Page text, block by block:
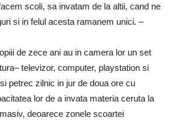
scoli, sa invatam de la altii, cand ne
si in felul acesta ramanem unici. –
de zece ani au in camera lor un set
televizor, computer, playstation si
petrec zilnic in jur de doua ore cu
lor de a invata materia ceruta la
deoarece zonele scoartei